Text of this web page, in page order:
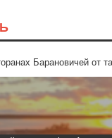
Барановичей от